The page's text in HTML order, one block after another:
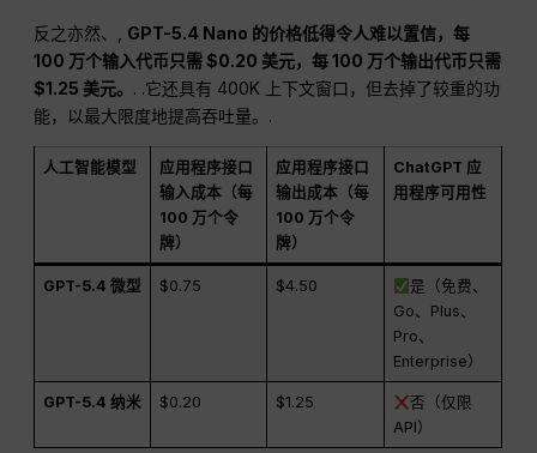
反之亦然、, GPT-5.4 Nano 的价格低得令人难以置信，每
100 万个输入代币只需 $0.20 美元，每 100 万个输出代币只需
$1.25 美元。 . .它还具有 400K 上下文窗口，但去掉了较重的功
能，以最大限度地提高吞吐量。.
人工智能模型
应用程序接口
输入成本（每
100 万个令
牌）
应用程序接口
输出成本（每
100 万个令
牌）
ChatGPT 应
用程序可用性
GPT-5.4 微型 $0.75 $4.50
是（免费、
Go、Plus、
Pro、
Enterprise）
GPT-5.4 纳米 $0.20 $1.25
否（仅限
API）